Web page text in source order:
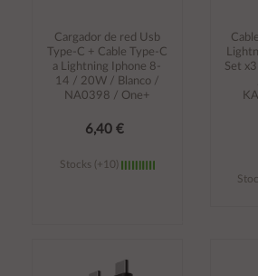
Cargador de red Usb
Type-C + Cable Type-C
a Lightning Iphone 8-
14 / 20W / Blanco /
NA0398 / One+
6,40 €
Stocks (+10)
carrito
Set